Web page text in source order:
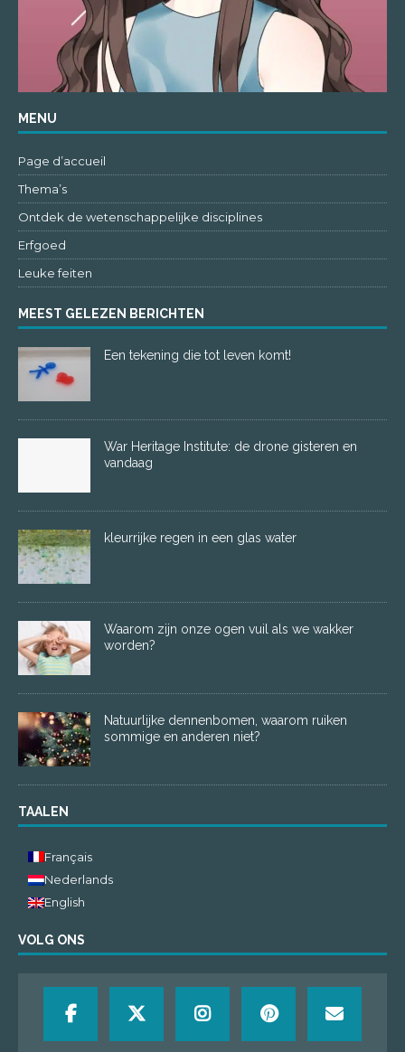
MENU
Page d’accueil
Thema’s
Ontdek de wetenschappelijke disciplines
Erfgoed
Leuke feiten
MEEST GELEZEN BERICHTEN
Een tekening die tot leven komt!
War Heritage Institute: de drone gisteren en
vandaag
kleurrijke regen in een glas water
Waarom zijn onze ogen vuil als we wakker
worden?
Natuurlijke dennenbomen, waarom ruiken
sommige en anderen niet?
TAALEN
Français
Nederlands
English
VOLG ONS